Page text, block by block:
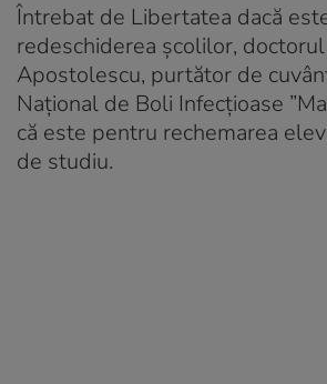
Întrebat de Libertatea dacă
redeschiderea școlilor,
Apostolescu, purtător de
Național de Boli Infecțioase
că este pentru rechemarea
de studiu.